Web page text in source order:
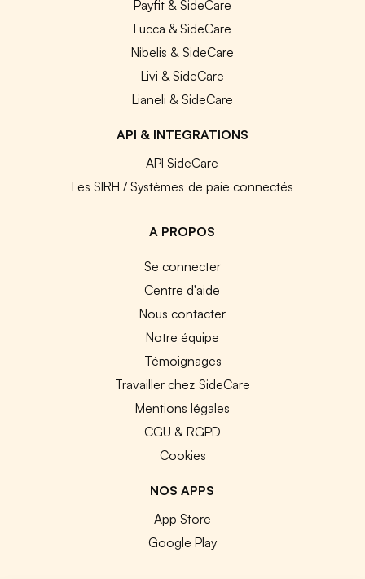
Payfit & SideCare
Lucca & SideCare
Nibelis & SideCare
Livi & SideCare
Lianeli & SideCare
API & INTEGRATIONS
API SideCare
Les SIRH / Systèmes de paie connectés
A PROPOS
Se connecter
Centre d'aide
Nous contacter
Notre équipe
Témoignages
Travailler chez SideCare
Mentions légales
CGU & RGPD
Cookies
NOS APPS
App Store
Google Play